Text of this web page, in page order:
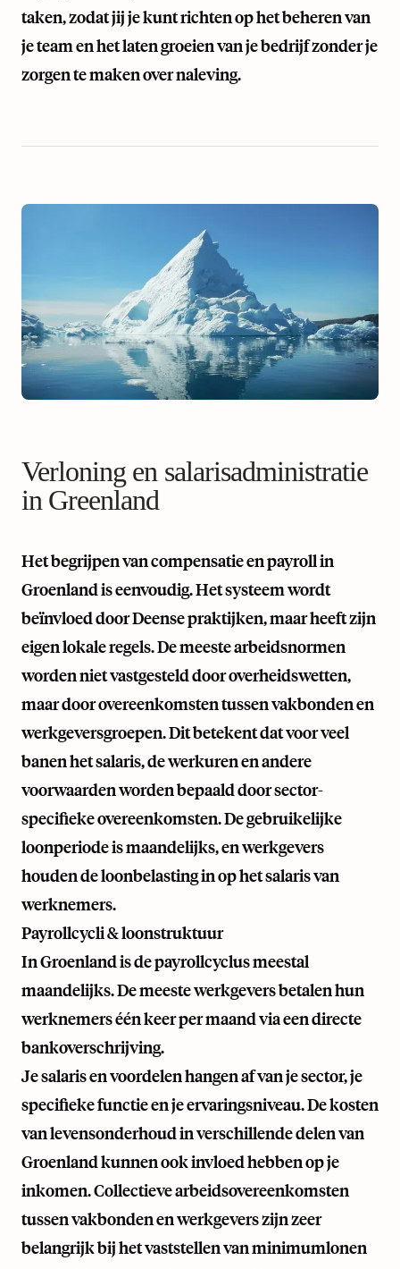
taken, zodat jij je kunt richten op het beheren van
je team en het laten groeien van je bedrijf zonder je
zorgen te maken over naleving.
Verloning en salarisadministratie
in Greenland
Het begrijpen van compensatie en payroll in
Groenland is eenvoudig. Het systeem wordt
beïnvloed door Deense praktijken, maar heeft zijn
eigen lokale regels. De meeste arbeidsnormen
worden niet vastgesteld door overheidswetten,
maar door overeenkomsten tussen vakbonden en
werkgeversgroepen. Dit betekent dat voor veel
banen het salaris, de werkuren en andere
voorwaarden worden bepaald door sector-
specifieke overeenkomsten. De gebruikelijke
loonperiode is maandelijks, en werkgevers
houden de loonbelasting in op het salaris van
werknemers.
Payrollcycli & loonstruktuur
In Groenland is de payrollcyclus meestal
maandelijks. De meeste werkgevers betalen hun
werknemers één keer per maand via een directe
bankoverschrijving.
Je salaris en voordelen hangen af van je sector, je
specifieke functie en je ervaringsniveau. De kosten
van levensonderhoud in verschillende delen van
Groenland kunnen ook invloed hebben op je
inkomen. Collectieve arbeidsovereenkomsten
tussen vakbonden en werkgevers zijn zeer
belangrijk bij het vaststellen van minimumlonen